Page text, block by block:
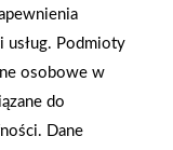
usług. Podmioty
osobowe w
do
Dane